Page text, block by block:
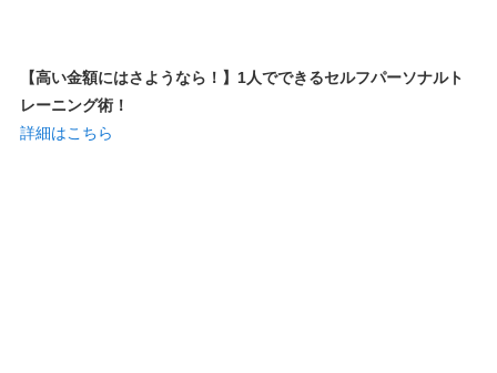
【高い金額にはさようなら！】1人でできるセルフパーソナルト
レーニング術！
詳細はこちら